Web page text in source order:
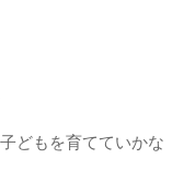
どもを育てていかな